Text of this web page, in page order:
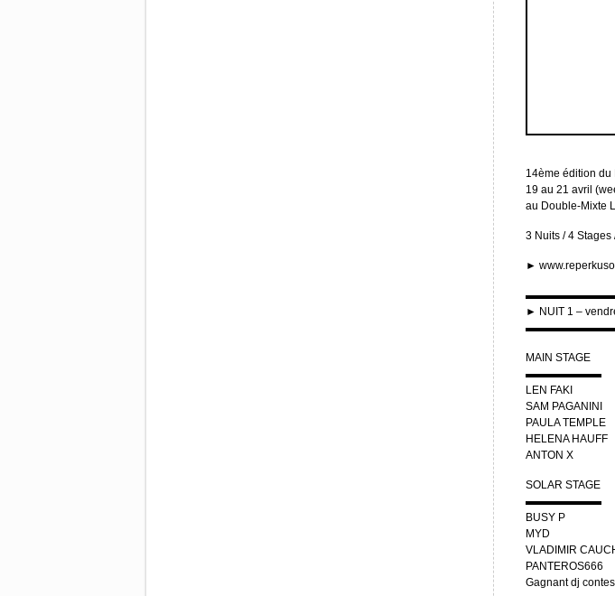
14ème édition du
19 au 21 avril
au Double-Mixte
3 Nuits / 4 Stages
►
► NUIT 1 –
MAIN STAGE
▬▬▬▬▬▬▬
LEN FAKI
SAM PAGANINI
PAULA TEMPLE
HELENA HAUFF
ANTON X
SOLAR STAGE
▬▬▬▬▬▬▬
BUSY P
MYD
VLADIMIR
PANTEROS666
Gagnant dj